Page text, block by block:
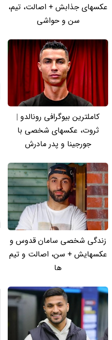
عکسهای جذابش + اصالت، تیم،
سن و حواشی
کاملترین بیوگرافی رونالدو |
ثروت، عکسهای شخصی با
جورجینا و پدر مادرش
زندگی شخصی سامان قدوس و
عکسهایش + سن، اصالت و تیم
ها